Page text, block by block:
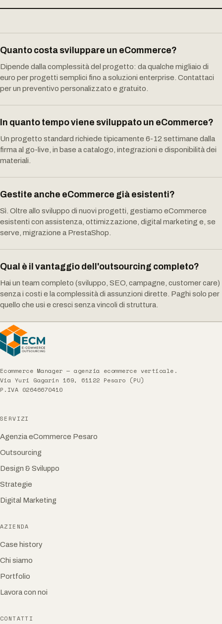
Quanto costa sviluppare un eCommerce?
Dipende dalla complessità del progetto: da qualche migliaio di
euro per progetti semplici fino a soluzioni enterprise. Contattaci
per un preventivo personalizzato e gratuito.
In quanto tempo viene sviluppato un eCommerce?
Un progetto standard richiede tipicamente 6-12 settimane dalla
firma al go-live, in base a catalogo, integrazioni e disponibilità dei
materiali.
Gestite anche eCommerce già esistenti?
Sì. Oltre allo sviluppo di nuovi progetti, gestiamo eCommerce
esistenti con assistenza, ottimizzazione, digital marketing e, se
serve, migrazione a PrestaShop.
Qual è il vantaggio dell'outsourcing completo?
Hai un team completo (sviluppo, SEO, campagne, customer care)
senza i costi e la complessità di assunzioni dirette. Paghi solo per
quello che usi e cresci senza vincoli di struttura.
Ecommerce Manager — agenzia ecommerce verticale.
Via Yuri Gagarin 169, 61122 Pesaro (PU)
P.IVA 02646670410
SERVIZI
Agenzia eCommerce Pesaro
Outsourcing
Design & Sviluppo
Strategie
Digital Marketing
AZIENDA
Case history
Chi siamo
Portfolio
Lavora con noi
CONTATTI